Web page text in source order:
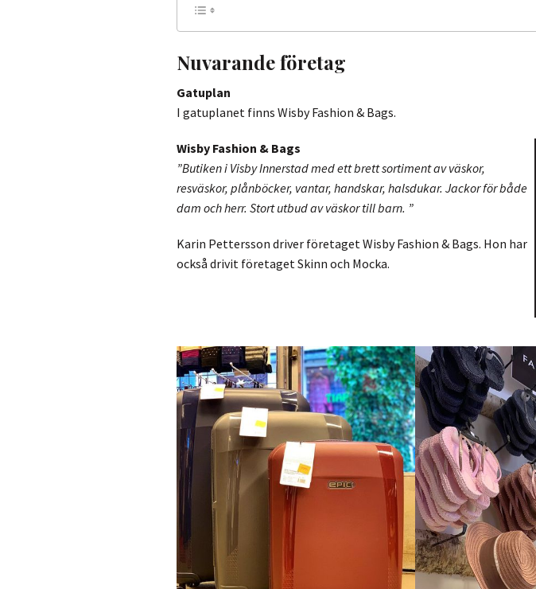
Nuvarande företag
Gatuplan
I gatuplanet finns Wisby Fashion & Bags.
Wisby Fashion & Bags
”Butiken i Visby Innerstad med ett brett sortiment av väskor,
resväskor, plånböcker, vantar, handskar, halsdukar. Jackor för både
dam och herr. Stort utbud av väskor till barn. ”
Karin Pettersson driver företaget Wisby Fashion & Bags. Hon har
också drivit företaget Skinn och Mocka.